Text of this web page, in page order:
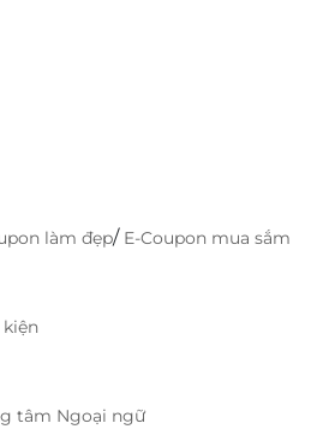
đi qua những điểm đến
sử và đời sống Huế, hiện lên
làm đẹp/ E-Coupon mua sắm
tâm Ngoại ngữ